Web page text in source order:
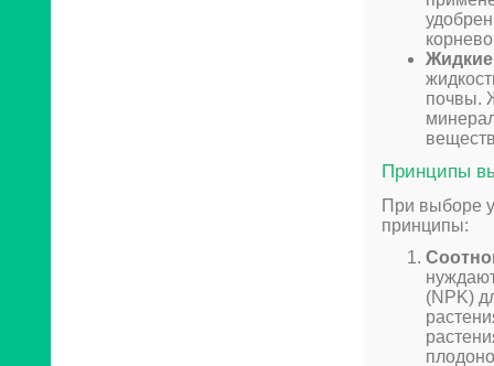
почвы.
Принципы
При выборе
принципы:
(NPK)